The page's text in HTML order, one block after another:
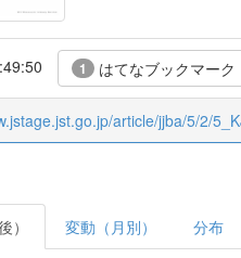
1 はてなブックマーク
article/jjba/5/2/
） 変動（月別） 分布